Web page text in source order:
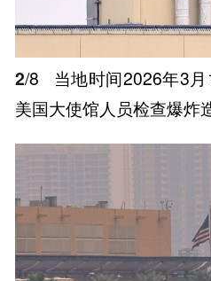
2/8
当地时间2026年3
美国大使馆人员检查爆炸